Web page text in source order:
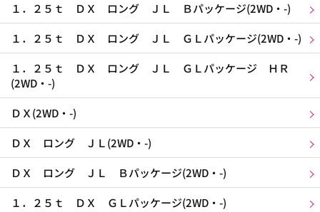
１．２５ｔ ＤＸ ロング ＪＬ Ｂパッケージ(2WD・-)
１．２５ｔ ＤＸ ロング ＪＬ ＧＬパッケージ(2WD・-)
１．２５ｔ ＤＸ ロング ＪＬ ＧＬパッケージ ＨＲ
(2WD・-)
ＤＸ(2WD・-)
ＤＸ ロング ＪＬ(2WD・-)
ＤＸ ロング ＪＬ Ｂパッケージ(2WD・-)
１．２５ｔ ＤＸ ＧＬパッケージ(2WD・-)